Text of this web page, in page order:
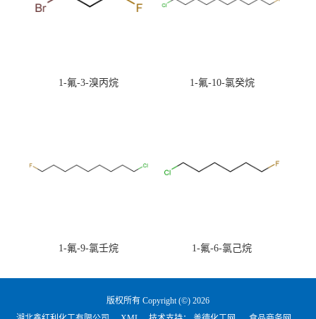
1-氟-3-溴丙烷 1-氟-10-氯癸烷
1-氟-9-氯壬烷 1-氟-6-氯己烷
版权所有 Copyright (©) 2026